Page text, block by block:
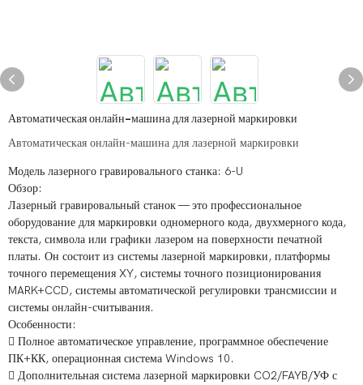
Автоматическая онлайн-машина для лазерной маркировки
Автоматическая онлайн-машина для лазерной маркировки
Модель лазерного гравировального станка: 6-U
Обзор:
Лазерный гравировальный станок — это профессиональное
оборудование для маркировки одномерного кода, двухмерного кода,
текста, символа или графики лазером на поверхности печатной
платы. Он состоит из системы лазерной маркировки, платформы
точного перемещения XY, системы точного позиционирования
MARK+CCD, системы автоматической регулировки трансмиссии и
системы онлайн-считывания.
Особенности:
 Полное автоматическое управление, программное обеспечение
ПК+КК, операционная система Windows 10.
 Дополнительная система лазерной маркировки CO2/FAYB/УФ с